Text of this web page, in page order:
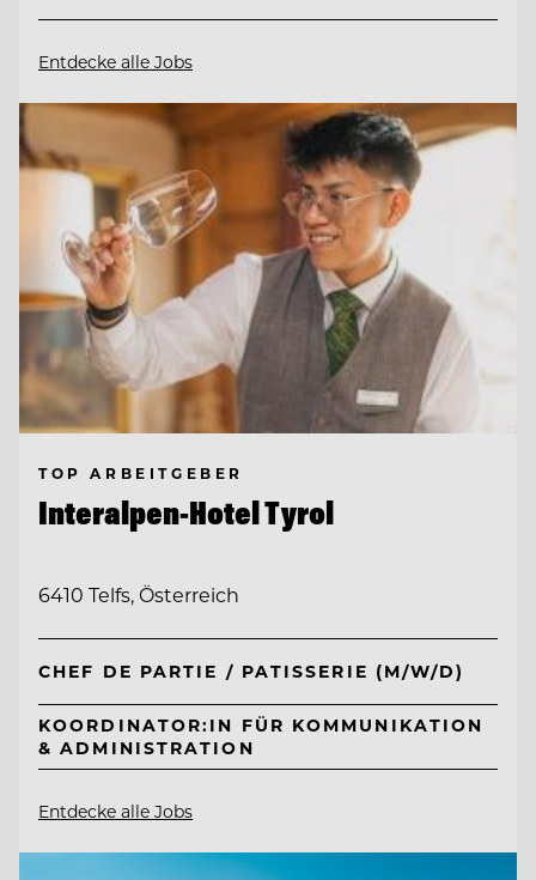
Entdecke alle Jobs
TOP ARBEITGEBER
Interalpen-Hotel Tyrol
6410 Telfs, Österreich
CHEF DE PARTIE / PATISSERIE (M/W/D)
KOORDINATOR:IN FÜR KOMMUNIKATION
& ADMINISTRATION
Entdecke alle Jobs